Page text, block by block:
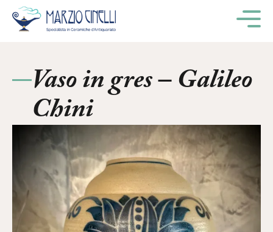
Vaso in gres – Galileo
Chini